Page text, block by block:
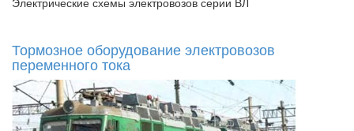
Тормозное оборудование электровозов
переменного тока